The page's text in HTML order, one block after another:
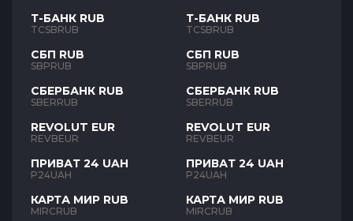
Т-БАНК RUB
TCSBRUB
СБП RUB
SBPRUB
СБЕРБАНК RUB
SBERRUB
REVOLUT EUR
REVBEUR
ПРИВАТ 24 UAH
P24UAH
КАРТА МИР RUB
MIRCRUB
Т-БАНК RUB
TCSBRUB
СБП RUB
SBPRUB
СБЕРБАНК RUB
SBERRUB
REVOLUT EUR
REVBEUR
ПРИВАТ 24 UAH
P24UAH
КАРТА МИР RUB
MIRCRUB